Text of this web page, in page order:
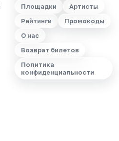
Площадки
Артисты
Рейтинги
Промокоды
О нас
Возврат билетов
Политика
конфиденциальности